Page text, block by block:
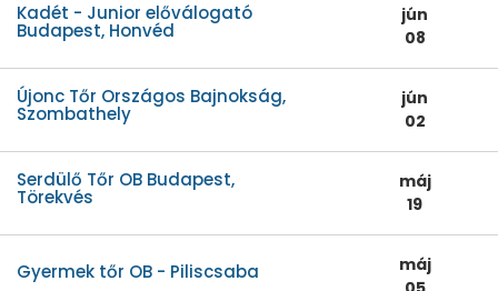
Kadét - Junior előválogató
Budapest, Honvéd
jún
08
Újonc Tőr Országos Bajnokság,
Szombathely
jún
02
Serdülő Tőr OB Budapest,
Törekvés
máj
19
Gyermek tőr OB - Piliscsaba
máj